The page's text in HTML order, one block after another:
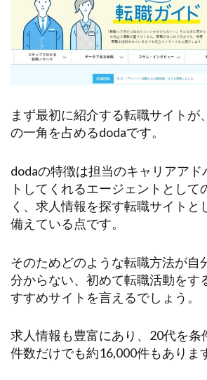
まず最初に紹介する転職サイトが
の一角を占めるdodaです。
dodaの特徴は担当のキャリアア
トしてくれるエージェントとして
く、求人情報を探す転職サイトと
備えている点です。
そのためどのような転職方法が自
分からない、初めて転職活動をす
すすめサイトを言えるでしょう。
求人情報も豊富にあり、20代を条
件数だけでも約16,000件もありま